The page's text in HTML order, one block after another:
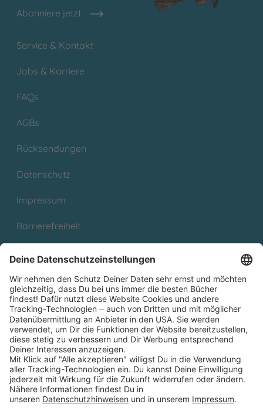
Abonniere jetzt
Service & Kontakt
Jobs & Karriere
FAQs
AGBs
Rücksendungen
Datenschutz
Impressum
Barrierefreiheit
Partnerprogramm (Affiliate)
Folge uns auf
* Versandkostenfrei ab 9,00 € Bestellwert innerhalb
Deutschlands
** Lieferzeit 1-3 Werktage innerhalb Deutschlands